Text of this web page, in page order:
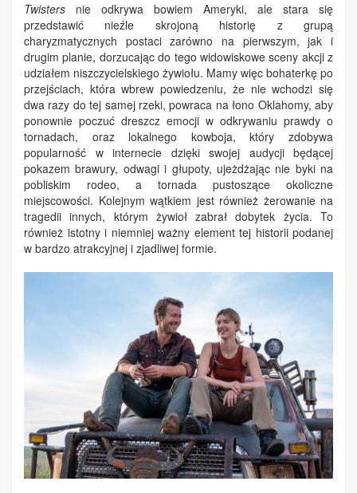
Twisters nie odkrywa bowiem Ameryki, ale stara się
przedstawić nieźle skrojoną historię z grupą
charyzmatycznych postaci zarówno na pierwszym, jak i
drugim planie, dorzucając do tego widowiskowe sceny akcji z
udziałem niszczycielskiego żywiołu. Mamy więc bohaterkę po
przejściach, która wbrew powiedzeniu, że nie wchodzi się
dwa razy do tej samej rzeki, powraca na łono Oklahomy, aby
ponownie poczuć dreszcz emocji w odkrywaniu prawdy o
tornadach, oraz lokalnego kowboja, który zdobywa
popularność w internecie dzięki swojej audycji będącej
pokazem brawury, odwagi i głupoty, ujeżdżając nie byki na
pobliskim rodeo, a tornada pustoszące okoliczne
miejscowości. Kolejnym wątkiem jest również żerowanie na
tragedii innych, którym żywioł zabrał dobytek życia. To
również istotny i niemniej ważny element tej historii podanej
w bardzo atrakcyjnej i zjadliwej formie.